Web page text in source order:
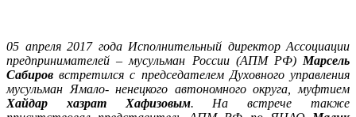
05 апреля 2017 года Исполнительный директор Ассоциации
предпринимателей – мусульман России (АПМ РФ) Марсель
Сабиров встретился с председателем Духовного управления
мусульман Ямало- ненецкого автономного округа, муфтием
Хайдар хазрат Хафизовым. На встрече также